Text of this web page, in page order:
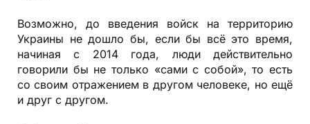
Возможно, до введения войск на территорию
Украины не дошло бы, если бы всё это время,
начиная с 2014 года, люди действительно
говорили бы не только «сами с собой», то есть
со своим отражением в другом человеке, но ещё
и друг с другом.